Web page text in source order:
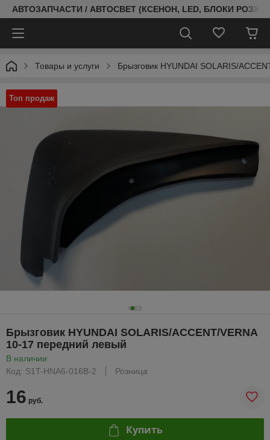
АВТОЗАПЧАСТИ / АВТОСВЕТ (КСЕНОН, LED, БЛОКИ
Товары и услуги Брызговик HYUNDAI SOLARIS/
Топ продаж
Брызговик HYUNDAI SOLARIS/ACCENT/VERNA
10-17 передний левый
В наличии
Код: S1T-HNA6-016B-2
Розница
16 руб.
Купить